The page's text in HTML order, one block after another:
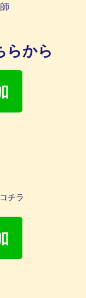
らから
チラ